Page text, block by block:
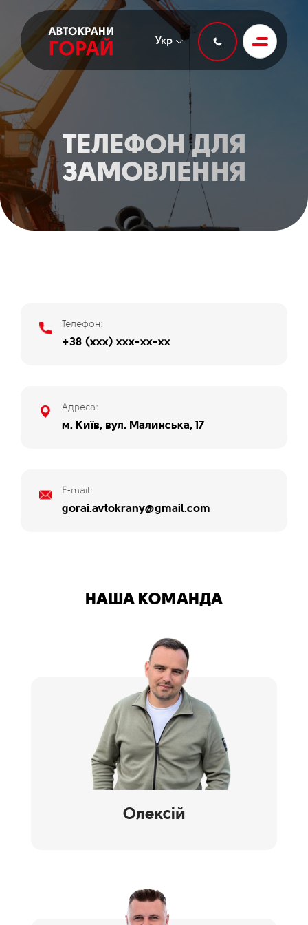
Укр
ТЕЛЕФОН ДЛЯ
ЗАМОВЛЕННЯ
Телефон:
+38 (xxx) xxx-xx-xx
Адреса:
м. Київ, вул. Малинська, 17
E-mail:
gorai.avtokrany@gmail.com
НАША КОМАНДА
Олексій